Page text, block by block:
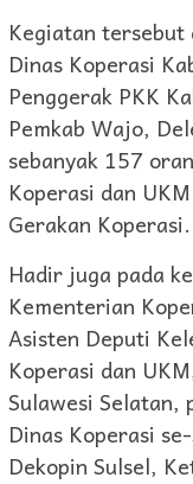
Kegiatan
Dinas Koperasi
Penggerak PKK
Pemkab Wajo,
sebanyak 157
Koperasi dan
Gerakan Koperasi.
Hadir juga pada
Kementerian
Asisten Deputi
Koperasi dan
Sulawesi
Dinas Koperasi
Dekopin Sulsel,